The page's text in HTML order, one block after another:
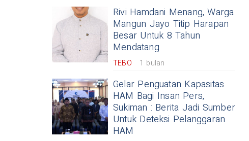
Rivi Hamdani Menang, Warga
Mangun Jayo Titip Harapan
Besar Untuk 8 Tahun
Mendatang
TEBO 1 bulan
Gelar Penguatan Kapasitas
HAM Bagi Insan Pers,
Sukiman : Berita Jadi Sumber
Untuk Deteksi Pelanggaran
HAM